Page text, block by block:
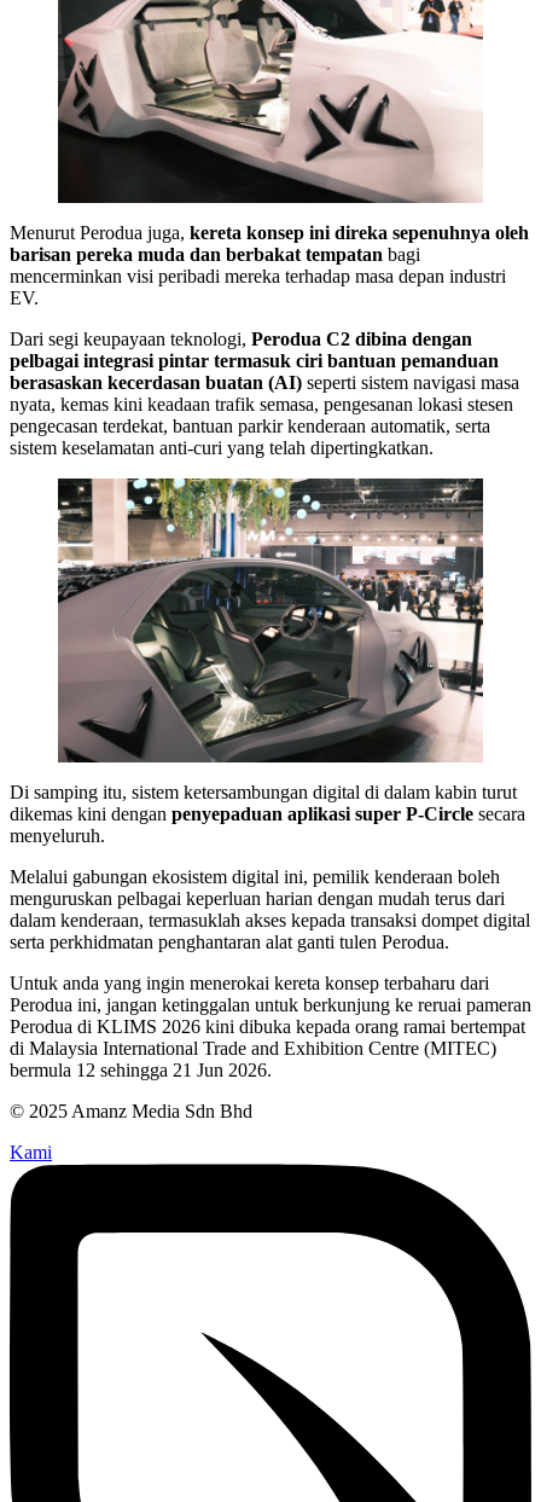
Menurut Perodua juga, kereta konsep ini direka sepenuhnya oleh
barisan pereka muda dan berbakat tempatan bagi
mencerminkan visi peribadi mereka terhadap masa depan industri
EV.
Dari segi keupayaan teknologi, Perodua C2 dibina dengan
pelbagai integrasi pintar termasuk ciri bantuan pemanduan
berasaskan kecerdasan buatan (AI) seperti sistem navigasi masa
nyata, kemas kini keadaan trafik semasa, pengesanan lokasi stesen
pengecasan terdekat, bantuan parkir kenderaan automatik, serta
sistem keselamatan anti-curi yang telah dipertingkatkan.
Di samping itu, sistem ketersambungan digital di dalam kabin turut
dikemas kini dengan penyepaduan aplikasi super P-Circle secara
menyeluruh.
Melalui gabungan ekosistem digital ini, pemilik kenderaan boleh
menguruskan pelbagai keperluan harian dengan mudah terus dari
dalam kenderaan, termasuklah akses kepada transaksi dompet digital
serta perkhidmatan penghantaran alat ganti tulen Perodua.
Untuk anda yang ingin menerokai kereta konsep terbaharu dari
Perodua ini, jangan ketinggalan untuk berkunjung ke reruai pameran
Perodua di KLIMS 2026 kini dibuka kepada orang ramai bertempat
di Malaysia International Trade and Exhibition Centre (MITEC)
bermula 12 sehingga 21 Jun 2026.
© 2025 Amanz Media Sdn Bhd
Kami